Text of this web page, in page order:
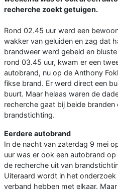
recherche zoekt getuigen.
Rond 02.45 uur werd een
wakker van geluiden en zag dat
brandweer werd gebeld en
rond 03.45 uur, kwam er een
autobrand, nu op de Anthony
fikse brand. Er werd direct een
buurt. Maar helaas waren de
recherche gaat bij beide
brandstichting.
Eerdere autobrand
In de nacht van zaterdag 9 mei
uur was er ook een autobrand
de recherche uit van
Uiteraard wordt in het
verband hebben met elkaar.